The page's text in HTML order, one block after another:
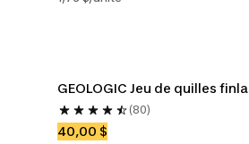
GEOLOGIC Jeu de quilles
(80)
40,00 $